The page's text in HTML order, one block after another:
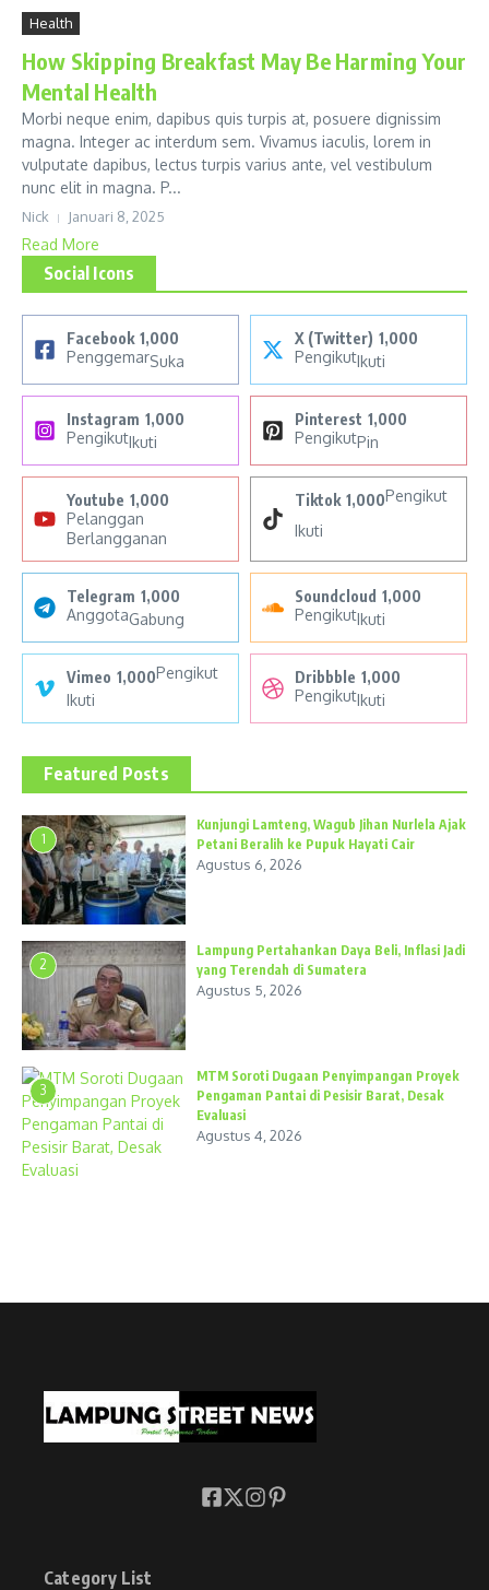
Health
How Skipping Breakfast May Be Harming Your
Mental Health
Morbi neque enim, dapibus quis turpis at, posuere dignissim
magna. Integer ac interdum sem. Vivamus iaculis, lorem in
vulputate dapibus, lectus turpis varius ante, vel vestibulum
nunc elit in magna. P...
Nick Januari 8, 2025
Read More
Social Icons
Facebook 1,000
PenggemarSuka
X (Twitter) 1,000
PengikutIkuti
Instagram 1,000
PengikutIkuti
Pinterest 1,000
PengikutPin
Youtube 1,000
Pelanggan
Berlangganan
Tiktok 1,000Pengikut
Ikuti
Telegram 1,000
AnggotaGabung
Soundcloud 1,000
PengikutIkuti
Vimeo 1,000Pengikut
Ikuti
Dribbble 1,000
PengikutIkuti
Featured Posts
1
Kunjungi Lamteng, Wagub Jihan Nurlela Ajak
Petani Beralih ke Pupuk Hayati Cair
Agustus 6, 2026
2
Lampung Pertahankan Daya Beli, Inflasi Jadi
yang Terendah di Sumatera
Agustus 5, 2026
3
MTM Soroti Dugaan Penyimpangan Proyek
Pengaman Pantai di Pesisir Barat, Desak
Evaluasi
Agustus 4, 2026
Category List